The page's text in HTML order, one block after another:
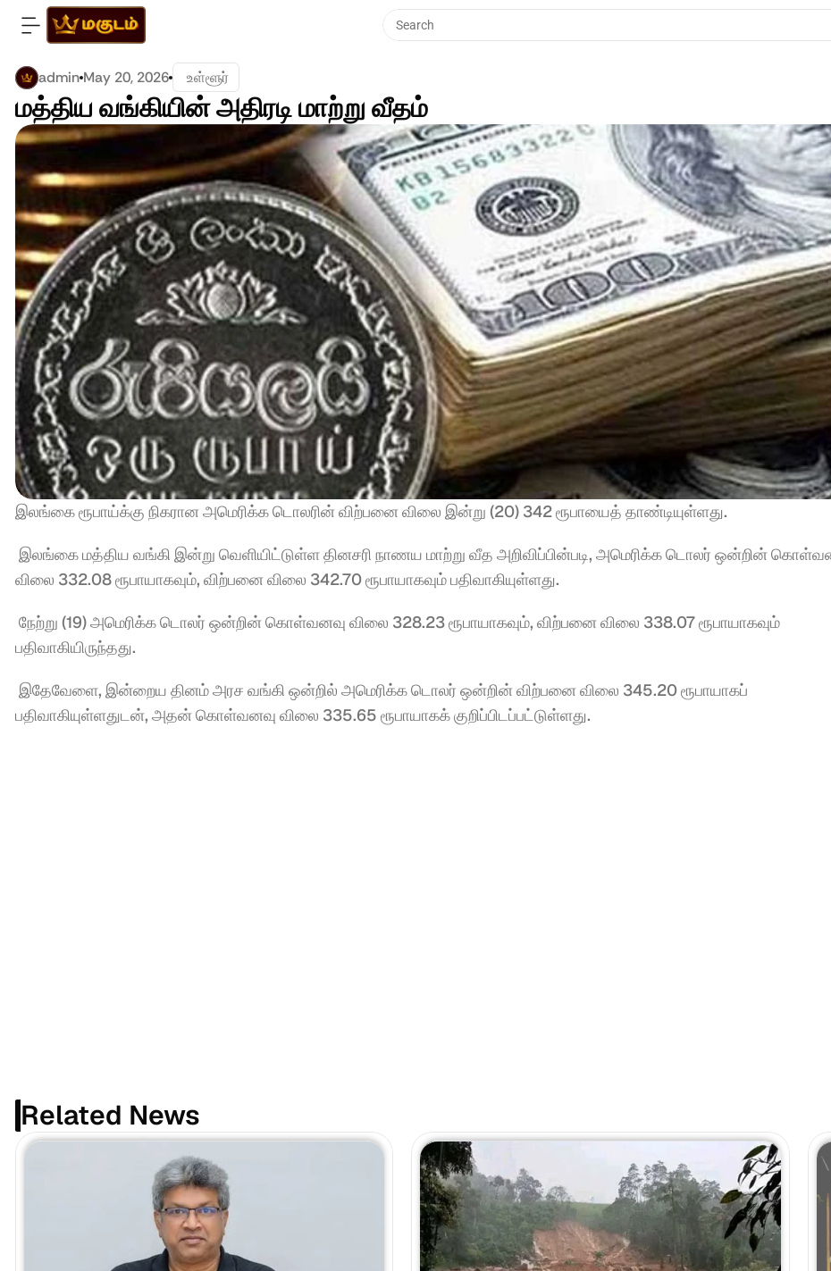
Search
admin May 20, 2026 உள்ளூர்
மத்திய வங்கியின் அதிரடி மாற்று வீதம்
இலங்கை ரூபாய்க்கு நிகரான அமெரிக்க டொலரின் விற்பனை விலை இன்று (20) 342 ரூபாயைத் தாண்டியுள்ளது.
இலங்கை மத்திய வங்கி இன்று வெளியிட்டுள்ள தினசரி நாணய மாற்று வீத அறிவிப்பின்படி, அமெரிக்க டொலர் ஒன்றின்
விலை 332.08 ரூபாயாகவும், விற்பனை விலை 342.70 ரூபாயாகவும் பதிவாகியுள்ளது.
நேற்று (19) அமெரிக்க டொலர் ஒன்றின் கொள்வனவு விலை 328.23 ரூபாயாகவும், விற்பனை விலை 338.07 ரூபாயாகவும்
பதிவாகியிருந்தது.
இதேவேளை, இன்றைய தினம் அரச வங்கி ஒன்றில் அமெரிக்க டொலர் ஒன்றின் விற்பனை விலை 345.20 ரூபாயாகப்
பதிவாகியுள்ளதுடன், அதன் கொள்வனவு விலை 335.65 ரூபாயாகக் குறிப்பிடப்பட்டுள்ளது.
Related News